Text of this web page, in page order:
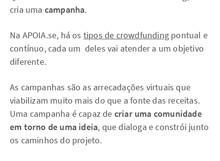
cria uma campanha.
Na APOIA.se, há os tipos de crowdfunding pontual e
contínuo, cada um deles vai atender a um objetivo
diferente.
As campanhas são as arrecadações virtuais que
viabilizam muito mais do que a fonte das receitas.
Uma campanha é capaz de criar uma comunidade
em torno de uma ideia, que dialoga e constrói junto
os caminhos do projeto.